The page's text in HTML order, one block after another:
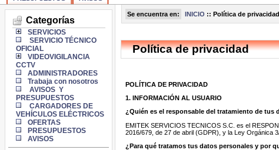
Categorías
SERVICIOS
SERVICIO TÉCNICO
OFICIAL
VIDEOVIGILANCIA
CCTV
ADMINISTRADORES
Trabaja con nosotros
AVISOS Y
PRESUPUESTOS
CARGADORES DE
VEHÍCULOS ELÉCTRICOS
OFERTAS
PRESUPUESTOS
AVISOS
Se encuentra en: INICIO :: Política de privacidad
Política de privacidad
POLÍTICA DE PRIVACIDAD
1. INFORMACIÓN AL USUARIO
¿Quién es el responsable del tratamiento de tus
EMITEK SERVICIOS TECNICOS S.C. es el
2016/679, de 27 de abril (GDPR), y la Ley Orgánica
¿Para qué tratamos tus datos personales y por